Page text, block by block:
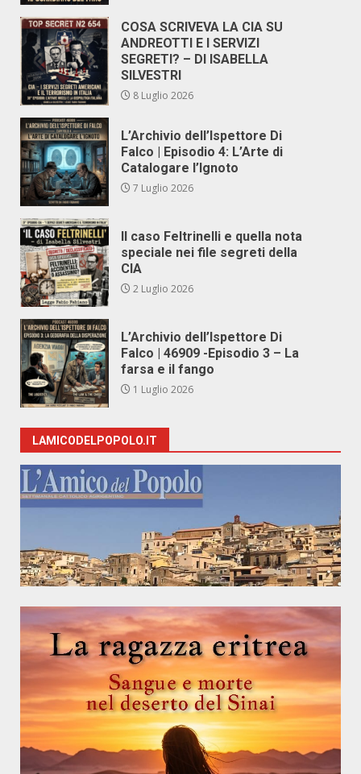
COSA SCRIVEVA LA CIA SU
ANDREOTTI E I SERVIZI
SEGRETI? – DI ISABELLA
SILVESTRI
8 Luglio 2026
L’Archivio dell’Ispettore Di
Falco | Episodio 4: L’Arte di
Catalogare l’Ignoto
7 Luglio 2026
Il caso Feltrinelli e quella nota
speciale nei file segreti della
CIA
2 Luglio 2026
L’Archivio dell’Ispettore Di
Falco | 46909 -Episodio 3 – La
farsa e il fango
1 Luglio 2026
LAMICODELPOPOLO.IT